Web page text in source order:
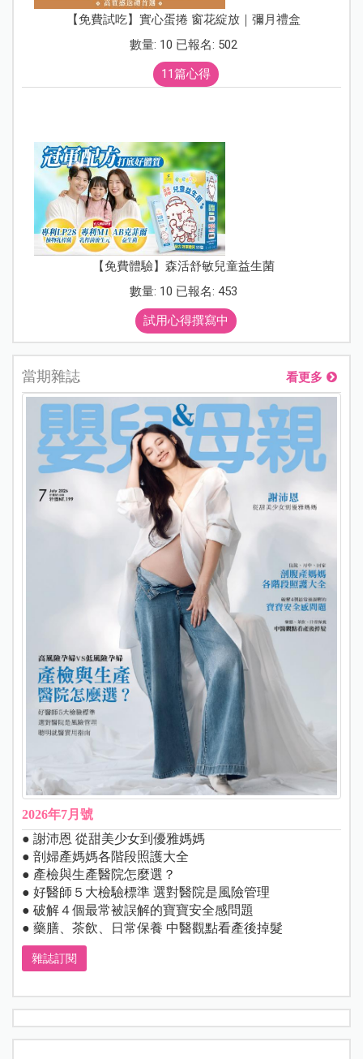
【免費試吃】實心蛋捲 窗花綻放｜彌月禮盒
數量: 10 已報名: 502
11篇心得
【免費體驗】森活舒敏兒童益生菌
數量: 10 已報名: 453
試用心得撰寫中
當期雜誌 看更多
2026年7月號
● 謝沛恩 從甜美少女到優雅媽媽
● 剖婦產媽媽各階段照護大全
● 產檢與生產醫院怎麼選？
● 好醫師５大檢驗標準 選對醫院是風險管理
● 破解４個最常被誤解的寶寶安全感問題
● 藥膳、茶飲、日常保養 中醫觀點看產後掉髮
雜誌訂閱